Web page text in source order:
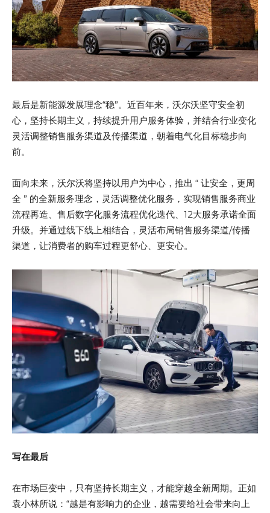
最后是新能源发展理念“稳”。近百年来，沃尔沃坚守安全初
心，坚持长期主义，持续提升用户服务体验，并结合行业变化
灵活调整销售服务渠道及传播渠道，朝着电气化目标稳步向
前。
面向未来，沃尔沃将坚持以用户为中心，推出 “ 让安全，更周
全 ” 的全新服务理念，灵活调整优化服务，实现销售服务商业
流程再造、售后数字化服务流程优化迭代、12大服务承诺全面
升级。并通过线下线上相结合，灵活布局销售服务渠道/传播
渠道，让消费者的购车过程更舒心、更安心。
写在最后
在市场巨变中，只有坚持长期主义，才能穿越全新周期。正如
袁小林所说：“越是有影响力的企业，越需要给社会带来向上